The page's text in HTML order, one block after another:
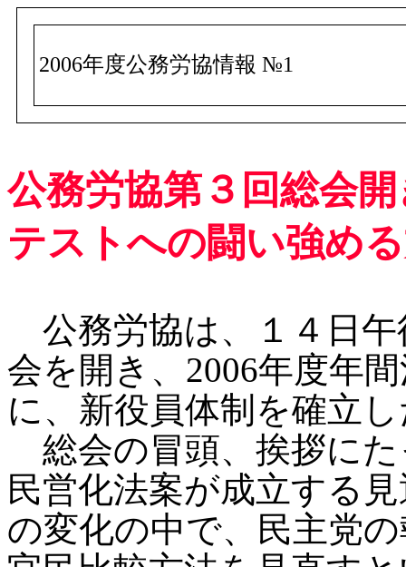
2006年度公務労協情報 №1
公務労協第３回総会
テストへの闘い強め
公務労協は、１４日午
会を開き、2006年度年
に、新役員体制を確立
総会の冒頭、挨拶にた
民営化法案が成立する
の変化の中で、民主党